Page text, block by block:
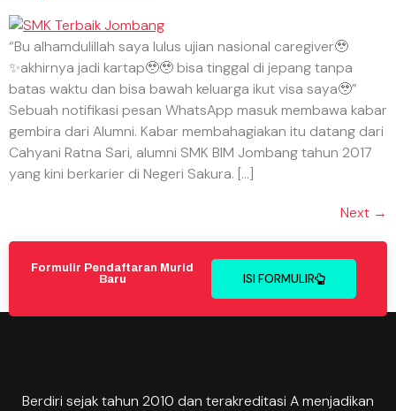
“Bu alhamdulillah saya lulus ujian nasional caregiver🥹
✨akhirnya jadi kartap🥹🥹 bisa tinggal di jepang tanpa
batas waktu dan bisa bawah keluarga ikut visa saya🥹”
Sebuah notifikasi pesan WhatsApp masuk membawa kabar
gembira dari Alumni. Kabar membahagiakan itu datang dari
Cahyani Ratna Sari, alumni SMK BIM Jombang tahun 2017
yang kini berkarier di Negeri Sakura. […]
Next →
Formulir Pendaftaran Murid
Baru
ISI FORMULIR
Berdiri sejak tahun 2010 dan terakreditasi A menjadikan